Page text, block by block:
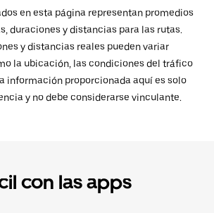
en esta página representan promedios
duraciones y distancias para las rutas.
y distancias reales pueden variar
la ubicación, las condiciones del tráfico
información proporcionada aquí es solo
y no debe considerarse vinculante.
con las apps